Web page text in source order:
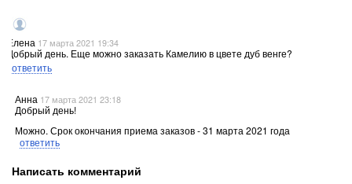
Елена 17 марта 2021 19:34
Добрый день. Еще можно заказать Камелию в цвете дуб венге?
ответить
Анна 17 марта 2021 23:18
Добрый день!
Можно. Срок окончания приема заказов - 31 марта 2021 года
ответить
Написать комментарий